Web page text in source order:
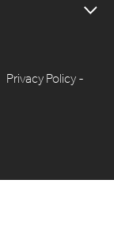
Privacy Policy -